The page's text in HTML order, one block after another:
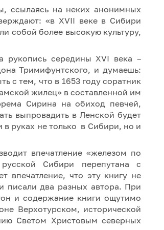
ссылаясь на неких анонимных
«в XVII веке в Сибири
собой более высокую культуру,
рукопись середины XVI века –
Тримифунтского, и думаешь:
с тем, что в 1653 году соратник
жилец» в составленной им
Сирина на обиход певчей,
выпровадить в Ленской будет
руках не только в Сибири, но и
впечатление «железом по
Сибири перепутана с
впечатление, что эту книгу не
писали два разных автора. При
и содержание книги ощутимо
Верхотурском, исторической
Светом Христовым северных